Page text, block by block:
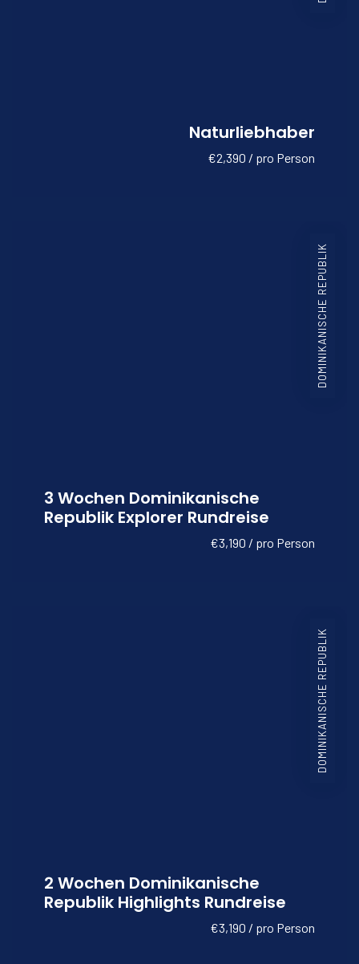
Naturliebhaber
€2,390 / pro Person
DOMINIKANISCHE REPUBLIK
3 Wochen Dominikanische
Republik Explorer Rundreise
€3,190 / pro Person
DOMINIKANISCHE REPUBLIK
2 Wochen Dominikanische
Republik Highlights Rundreise
€3,190 / pro Person